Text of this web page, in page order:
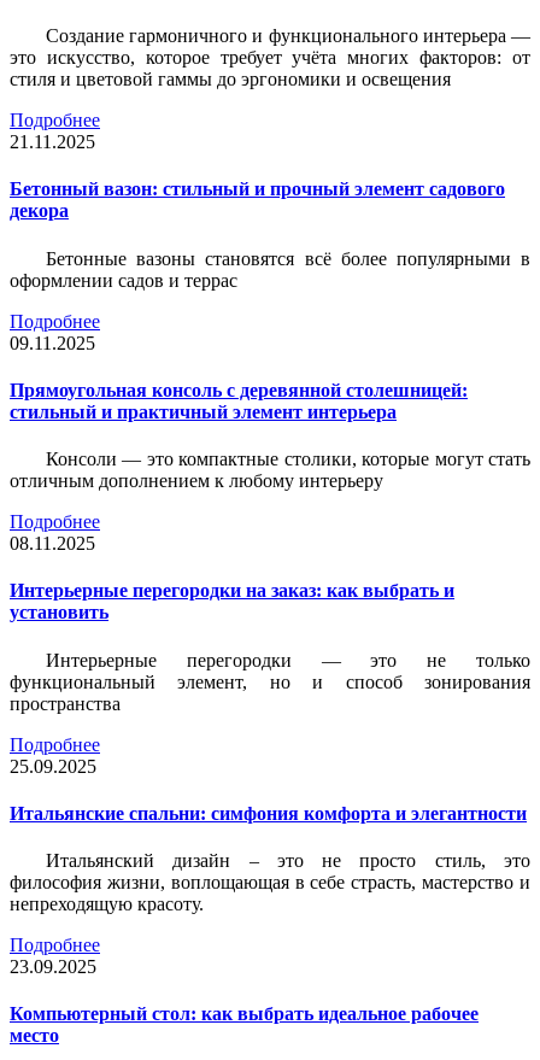
Создание гармоничного и функционального интерьера —
это искусство, которое требует учёта многих факторов: от
стиля и цветовой гаммы до эргономики и освещения
Подробнее
21.11.2025
Бетонный вазон: стильный и прочный элемент садового
декора
Бетонные вазоны становятся всё более популярными в
оформлении садов и террас
Подробнее
09.11.2025
Прямоугольная консоль с деревянной столешницей:
стильный и практичный элемент интерьера
Консоли — это компактные столики, которые могут стать
отличным дополнением к любому интерьеру
Подробнее
08.11.2025
Интерьерные перегородки на заказ: как выбрать и
установить
Интерьерные перегородки — это не только
функциональный элемент, но и способ зонирования
пространства
Подробнее
25.09.2025
Итальянские спальни: симфония комфорта и элегантности
Итальянский дизайн – это не просто стиль, это
философия жизни, воплощающая в себе страсть, мастерство и
непреходящую красоту.
Подробнее
23.09.2025
Компьютерный стол: как выбрать идеальное рабочее
место